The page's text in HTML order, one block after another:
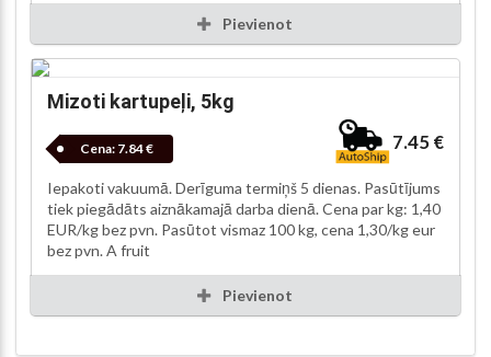
Pievienot
Mizoti kartupeļi, 5kg
Cena: 7.84 € 7.45 €
Iepakoti vakuumā. Derīguma termiņš 5 dienas. Pasūtījums
tiek piegādāts aiznākamajā darba dienā. Cena par kg: 1,40
EUR/kg bez pvn. Pasūtot vismaz 100 kg, cena 1,30/kg eur
bez pvn. A fruit
Pievienot